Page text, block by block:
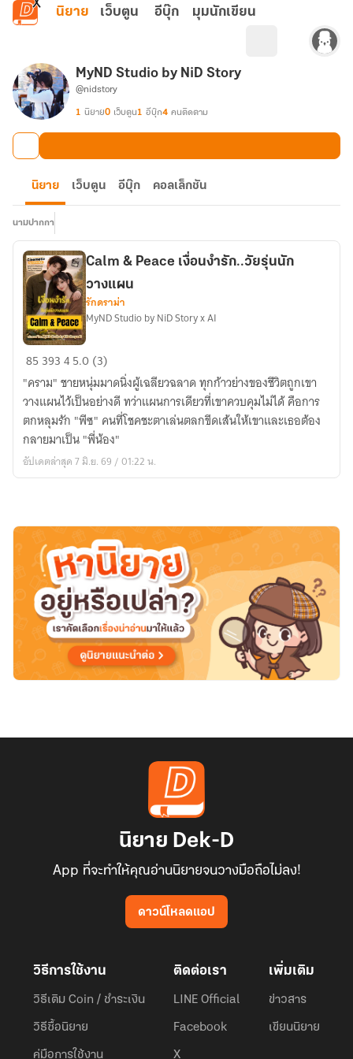
ข้ามไปยังเนื้อหาหลัก
นิยาย เว็บตูน อีบุ๊ก มุมนักเขียน
MyND Studio by NiD Story
@nidstory
1 นิยาย0 เว็บตูน1 อีบุ๊ก4 คนติดตาม
นิยาย เว็บตูน อีบุ๊ก คอลเล็กชัน
นามปากกา
Calm
Peace
เงื่อนงำ
รัก..วัย
รุ่น
นัก
Calm & Peace เงื่อนงำรัก..วัยรุ่นนัก
วางแผน
รักดราม่า
MyND Studio by NiD Story x AI
85 39345.0 (3)
"คราม" ชายหนุ่มมาดนิ่งผู้เฉลียวฉลาด ทุกก้าวย่างของชีวิตถูกเขา
วางแผนไว้เป็นอย่างดี ทว่าแผนการเดียวที่เขาควบคุมไม่ได้ คือการ
ตกหลุมรัก "พีซ" คนที่โชคชะตาเล่นตลกขีดเส้นให้เขาและเธอต้อง
กลายมาเป็น "พี่น้อง"
อัปเดตล่าสุด 7 มิ.ย. 69 / 01:22 น.
นิยาย Dek-D
App ที่จะทำให้คุณอ่านนิยายจนวางมือถือไม่ลง!
ดาวน์โหลดแอป
วิธีการใช้งาน
วิธีเติม Coin / ชำระเงิน
วิธีซื้อนิยาย
คู่มือการใช้งาน
ติดต่อเรา
LINE Official
Facebook
X
เพิ่มเติม
ข่าวสาร
เขียนนิยาย